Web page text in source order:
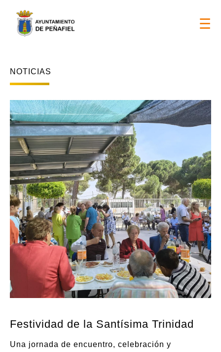
DÍAS DE FIESTAS LOCALES 2026 > 17 y 18 de
☰
NOTICIAS
Festividad de la Santísima Trinidad
Una jornada de encuentro, celebración y